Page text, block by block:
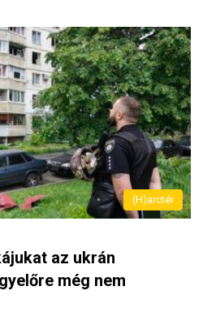
(H)arctér
az ukrán
még nem